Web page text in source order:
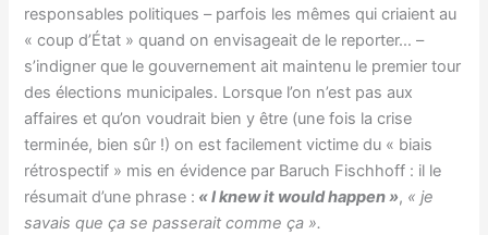
responsables politiques – parfois les mêmes qui criaient au
« coup d’État » quand on envisageait de le reporter… –
s’indigner que le gouvernement ait maintenu le premier tour
des élections municipales. Lorsque l’on n’est pas aux
affaires et qu’on voudrait bien y être (une fois la crise
terminée, bien sûr !) on est facilement victime du « biais
rétrospectif » mis en évidence par Baruch Fischhoff : il le
résumait d’une phrase : « I knew it would happen », « je
savais que ça se passerait comme ça ».